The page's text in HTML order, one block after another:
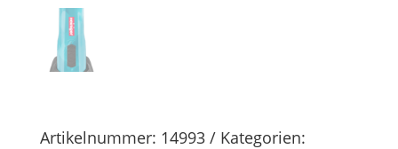
Artikelnummer: 14993
Kategorien: